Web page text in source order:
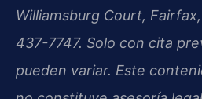
Williamsburg Court,
437-7747. Solo con cita
pueden variar. Este